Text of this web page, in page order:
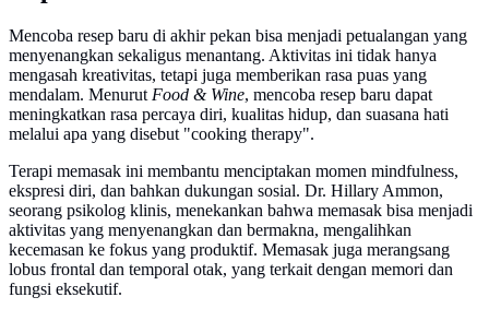
Mencoba resep baru di akhir pekan bisa menjadi petualangan yang
menyenangkan sekaligus menantang. Aktivitas ini tidak hanya
mengasah kreativitas, tetapi juga memberikan rasa puas yang
mendalam. Menurut Food & Wine, mencoba resep baru dapat
meningkatkan rasa percaya diri, kualitas hidup, dan suasana hati
melalui apa yang disebut "cooking therapy".
Terapi memasak ini membantu menciptakan momen mindfulness,
ekspresi diri, dan bahkan dukungan sosial. Dr. Hillary Ammon,
seorang psikolog klinis, menekankan bahwa memasak bisa menjadi
aktivitas yang menyenangkan dan bermakna, mengalihkan
kecemasan ke fokus yang produktif. Memasak juga merangsang
lobus frontal dan temporal otak, yang terkait dengan memori dan
fungsi eksekutif.